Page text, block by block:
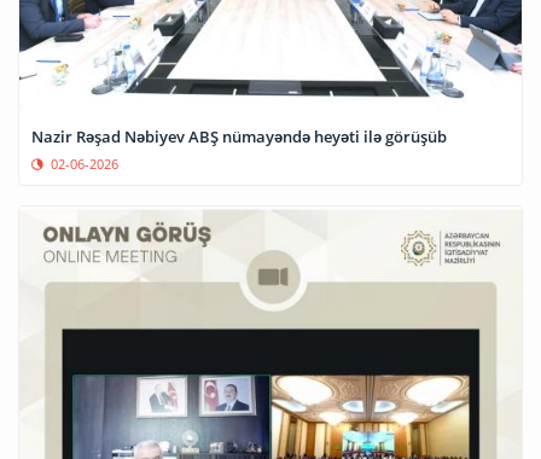
Nazir Rəşad Nəbiyev ABŞ nümayəndə heyəti ilə görüşüb
02-06-2026